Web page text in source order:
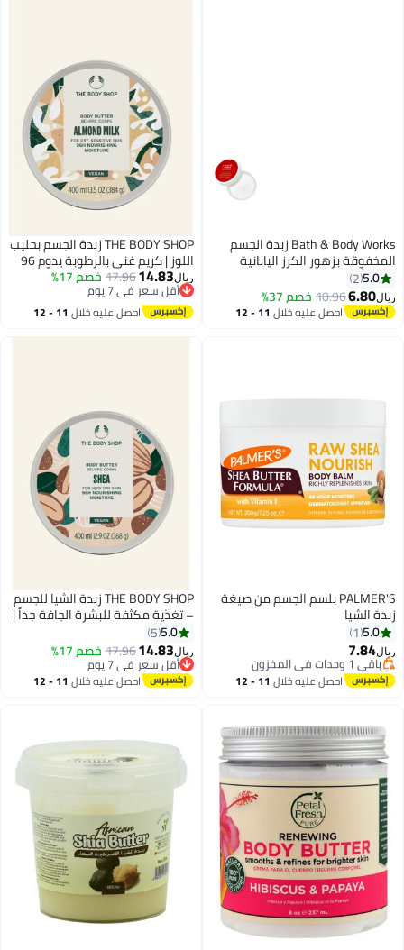
Bath & Body Works زبدة الجسم
المخفوقة بزهور الكرز اليابانية
5.0
2
ريال6.80
10.96خصم 37%
احصل عليه خلال 11 - 12
THE BODY SHOP زبدة الجسم بحليب
اللوز | كريم غني بالرطوبة يدوم 96
ساعة للبشرة الجافة والحساسة | مع
زبدة الشيا وزيت اللوز وزيت السمسم
| العناية بالبشرة النباتية | 95% من
أصل طبيعي | مرطب للجسم مهدئ
ريال14.83
17.96خصم 17%
أقل سعر في 7 يوم
أقل سعر في 7 يوماحصل عليه خلال 11 - 12
PALMER'S بلسم الجسم من صيغة
زبدة الشيا
5.0
1
ريال7.84
باقي 1 وحدات في المخزون
تم بيع +10 مؤخرًا
باقي 1 وحدات في المخزون احصل عليه خلال 11 - 12
THE BODY SHOP زبدة الشيا للجسم
– تغذية مكثفة للبشرة الجافة جداً |
ترطيب لمدة 96 ساعة | ناعمة،
سلسة وغير دهنية | قوام زبدي غني
برائحة مكسرات، 400 مل
5.0
5
ريال14.83
17.96خصم 17%
أقل سعر في 7 يوم
أقل سعر في 7 يوماحصل عليه خلال 11 - 12